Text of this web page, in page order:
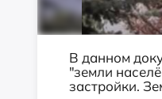
В данном
"земли
застройки.